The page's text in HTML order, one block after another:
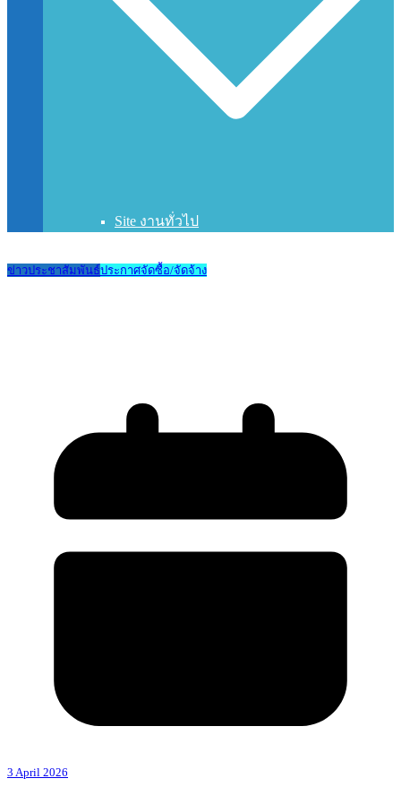
Site งานทั่วไป
ข่าวประชาสัมพันธ์ประกาศจัดซื้อ/จัดจ้าง
3 April 2026